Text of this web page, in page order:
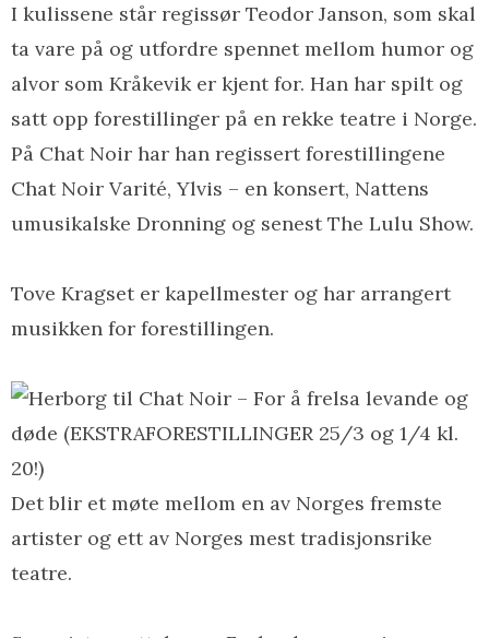
I kulissene står regissør Teodor Janson, som skal
ta vare på og utfordre spennet mellom humor og
alvor som Kråkevik er kjent for. Han har spilt og
satt opp forestillinger på en rekke teatre i Norge.
På Chat Noir har han regissert forestillingene
Chat Noir Varité, Ylvis – en konsert, Nattens
umusikalske Dronning og senest The Lulu Show.
Tove Kragset er kapellmester og har arrangert
musikken for forestillingen.
Det blir et møte mellom en av Norges fremste
artister og ett av Norges mest tradisjonsrike
teatre.